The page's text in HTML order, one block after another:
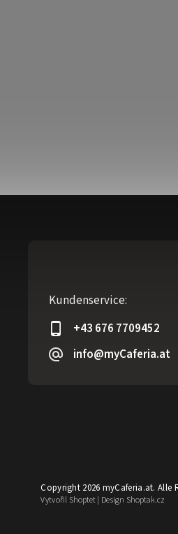
Kundenservice:
+43 676 7709452
info@myCaferia.at
Copyright 2026 myCaferia.at. Alle
Vytvořil Shoptet| Design Shoptak.cz